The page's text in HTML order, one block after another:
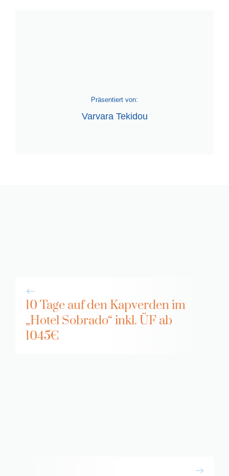
Präsentiert von:
Varvara Tekidou
10 Tage auf den Kapverden im
„Hotel Sobrado“ inkl. ÜF ab
1045€